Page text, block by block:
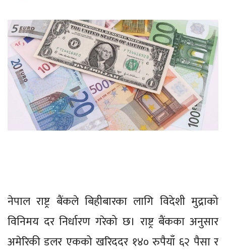
नेपाल राष्ट्र बैंकले बिहीबारका लागि विदेशी मुद्राको
विनिमय दर निर्धारण गरेको छ। राष्ट्र बैंकका अनुसार
अमेरिकी डलर एकको खरिददर १४० रुपैयाँ ६२ पैसा र